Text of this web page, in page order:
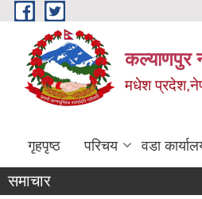
Skip to main content
कल्याणपुर
मधेश
गृहपृष्ठ परिचय वडा
समाचार